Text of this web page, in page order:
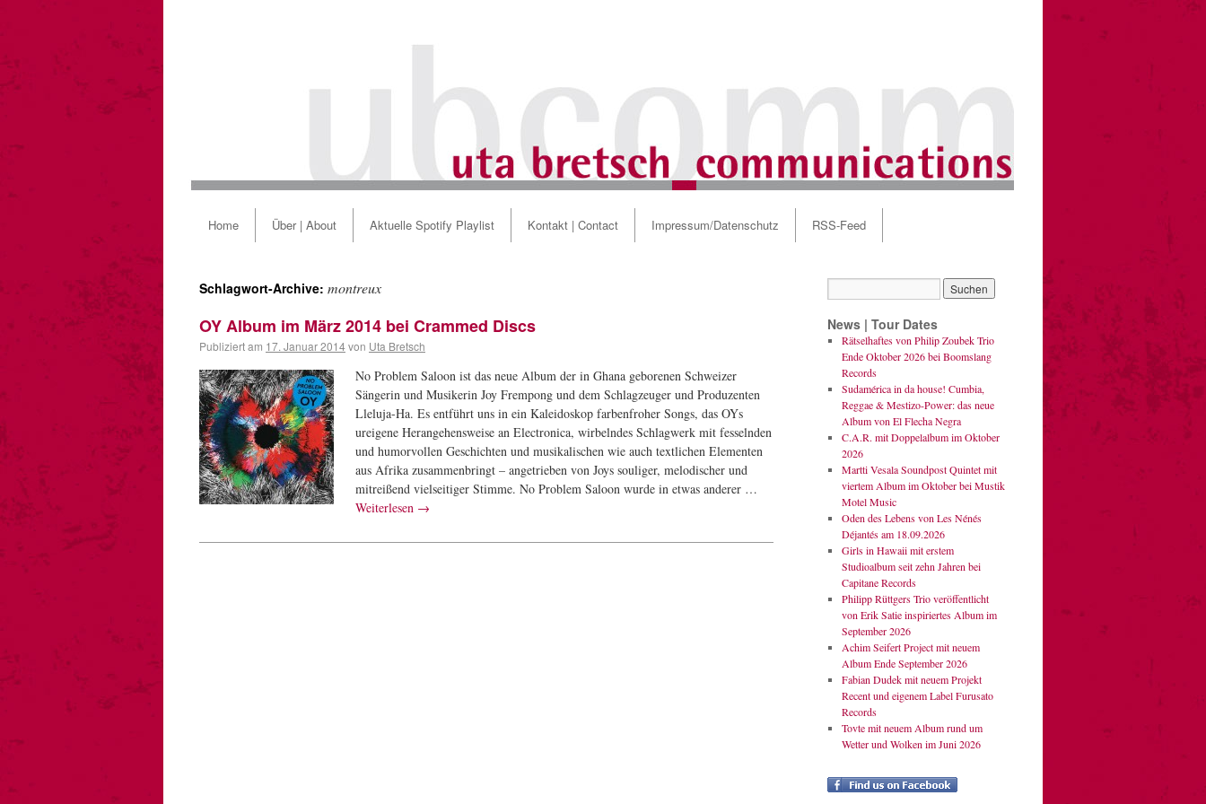
Home Über | About Aktuelle Spotify Playlist Kontakt | Contact Impressum/Datenschutz RSS-Feed
Schlagwort-Archive: montreux
OY Album im März 2014 bei Crammed Discs
Publiziert am 17. Januar 2014von Uta Bretsch
No Problem Saloon ist das neue Album der in Ghana geborenen Schweizer
Sängerin und Musikerin Joy Frempong und dem Schlagzeuger und Produzenten
Lleluja-Ha. Es entführt uns in ein Kaleidoskop farbenfroher Songs, das OYs
ureigene Herangehensweise an Electronica, wirbelndes Schlagwerk mit fesselnden
und humorvollen Geschichten und musikalischen wie auch textlichen Elementen
aus Afrika zusammenbringt – angetrieben von Joys souliger, melodischer und
mitreißend vielseitiger Stimme. No Problem Saloon wurde in etwas anderer …
Weiterlesen →
News | Tour Dates
Rätselhaftes von Philip Zoubek Trio
Ende Oktober 2026 bei Boomslang
Records
Sudamérica in da house! Cumbia,
Reggae & Mestizo-Power: das neue
Album von El Flecha Negra
C.A.R. mit Doppelalbum im Oktober
2026
Martti Vesala Soundpost Quintet mit
viertem Album im Oktober bei Mustik
Motel Music
Oden des Lebens von Les Nénés
Déjantés am 18.09.2026
Girls in Hawaii mit erstem
Studioalbum seit zehn Jahren bei
Capitane Records
Philipp Rüttgers Trio veröffentlicht
von Erik Satie inspiriertes Album im
September 2026
Achim Seifert Project mit neuem
Album Ende September 2026
Fabian Dudek mit neuem Projekt
Recent und eigenem Label Furusato
Records
Tovte mit neuem Album rund um
Wetter und Wolken im Juni 2026